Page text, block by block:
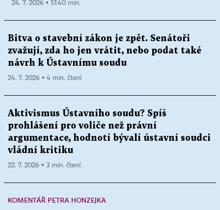
24. 7. 2026 ▪ 51:40 min.
Bitva o stavební zákon je zpět. Senátoři
zvažují, zda ho jen vrátit, nebo podat také
návrh k Ústavnímu soudu
24. 7. 2026 ▪ 4 min. čtení
Aktivismus Ústavního soudu? Spíš
prohlášení pro voliče než právní
argumentace, hodnotí bývalí ústavní soudci
vládní kritiku
22. 7. 2026 ▪ 3 min. čtení
KOMENTÁŘ PETRA HONZEJKA